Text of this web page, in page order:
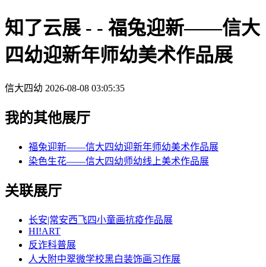
知了云展 - - 福兔迎新——信大
四幼迎新年师幼美术作品展
信大四幼 2026-08-08 03:05:35
我的其他展厅
福兔迎新——信大四幼迎新年师幼美术作品展
染色生花——信大四幼师幼线上美术作品展
关联展厅
长安|常安西飞四小童画抗疫作品展
HI!ART
反诈科普展
人大附中翠微学校黑白装饰画习作展